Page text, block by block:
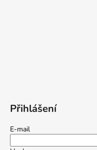
Přihlášení
E-mail